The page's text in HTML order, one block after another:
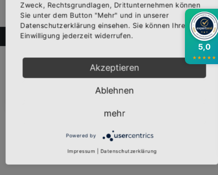
FILTER
Girly-Shirt "UNBEKANNTES PFERD" schwarz
Vorderseite bedruckt mit dem Logo "UNBEKANNTES PFERD" Erhä...
Bekomme die aktuellsten News über neue
Produkte und zudem einen 10% Gutschein für
deine nächste Bestellung.
Abonnieren
5,0
★★★★★
Zweck, Rechtsgrundlagen, Drittunternehmen können
Sie unter dem Button "Mehr" und in unserer
Datenschutzerklärung einsehen. Sie können Ihre
Einwilligung jederzeit widerrufen.
Akzeptieren
Ablehnen
mehr
Powered by
Impressum Datenschutzerklärung